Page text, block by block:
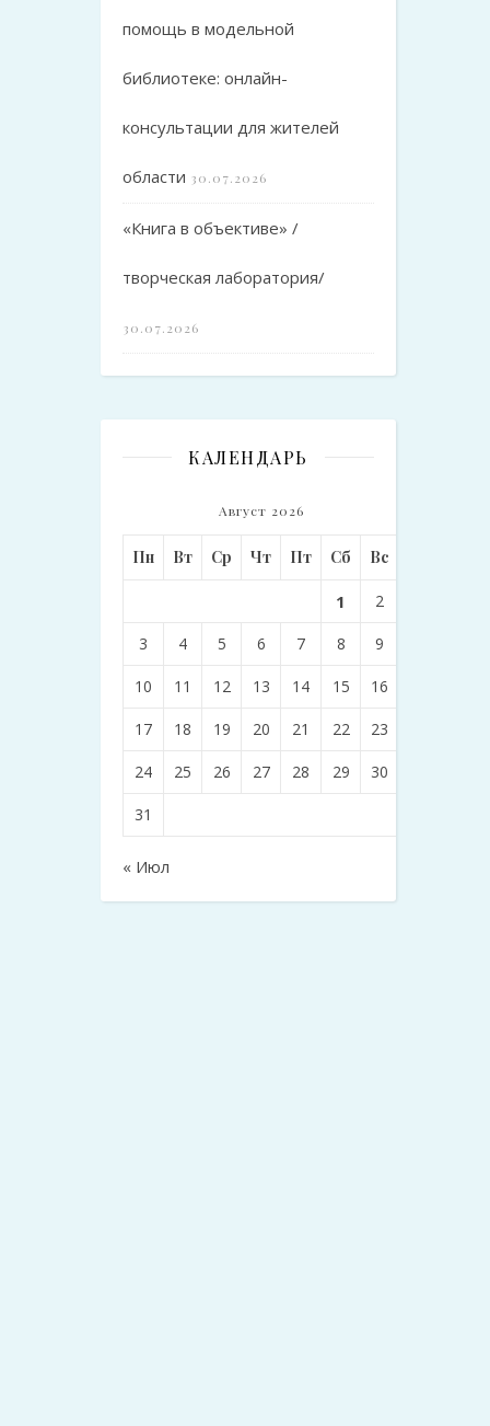
помощь в модельной
библиотеке: онлайн-
консультации для жителей
области 30.07.2026
«Книга в объективе» /
творческая лаборатория/
30.07.2026
КАЛЕНДАРЬ
Август 2026
Пн Вт Ср Чт Пт Сб Вс
1 2
3 4 5 6 7 8 9
10 11 12 13 14 15 16
17 18 19 20 21 22 23
24 25 26 27 28 29 30
31
« Июл